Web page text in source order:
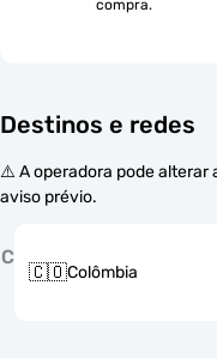
compra.
Destinos e redes
⚠️ A operadora pode alterar
aviso prévio.
C
🇨🇴Colômbia